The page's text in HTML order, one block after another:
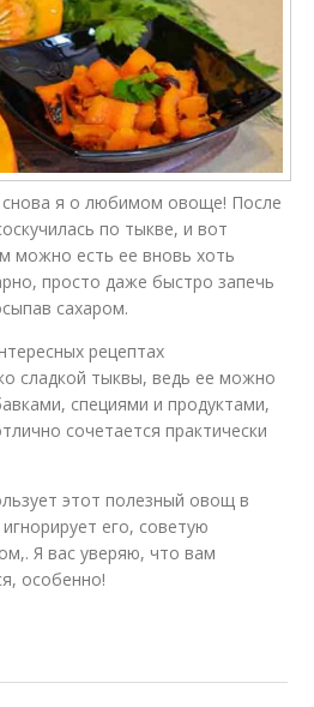
я о любимом овоще! После
по тыкве, и вот
можно есть ее вновь хоть
просто даже быстро запечь
сахаром.
рецептах
сладкой тыквы, ведь ее можно
специями и продуктами,
сочетается практически
этот полезный овощ в
его, советую
Я вас уверяю, что вам
особенно!